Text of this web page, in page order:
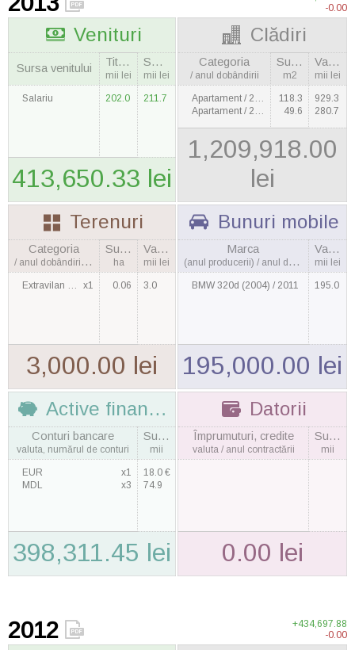
-0.00
Venituri
Sursa venitului Titular
mii lei
Soţie
mii lei
Salariu 202.0 211.7
413,650.33 lei
Clădiri
Categoria
/ anul dobândirii
Suprafaţa
m2
Valoarea
mii lei
Apartament / 2009
Apartament / 2009
118.3
49.6
929.3
280.7
1,209,918.00
lei
Terenuri
Categoria
/ anul dobândirii, cantitatea
Suprafaţa
ha
Valoarea
mii lei
Extravilan / 2010 x1 0.06 3.0
3,000.00 lei
Bunuri mobile
Marca
(anul producerii) / anul dobândirii
Valoarea
mii lei
BMW 320d (2004) / 2011 195.0
195,000.00 lei
Active financiare
Conturi bancare
valuta, numărul de conturi
Suma
mii
EUR
x1
MDL
x3
18.0 €
74.9
398,311.45 lei
Datorii
Împrumuturi, credite
valuta / anul contractării
Suma
mii
0.00 lei
2012
+434,697.88
-0.00